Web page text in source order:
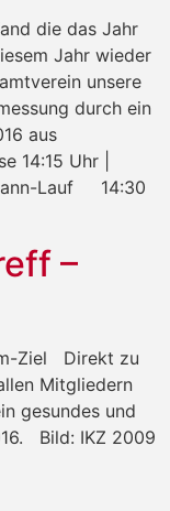
die das Jahr
Jahr wieder
unsere
durch ein
aus
14:15 Uhr |
Lauf 14:30
–
Ziel Direkt zu
Mitgliedern
gesundes und
Bild: IKZ 2009